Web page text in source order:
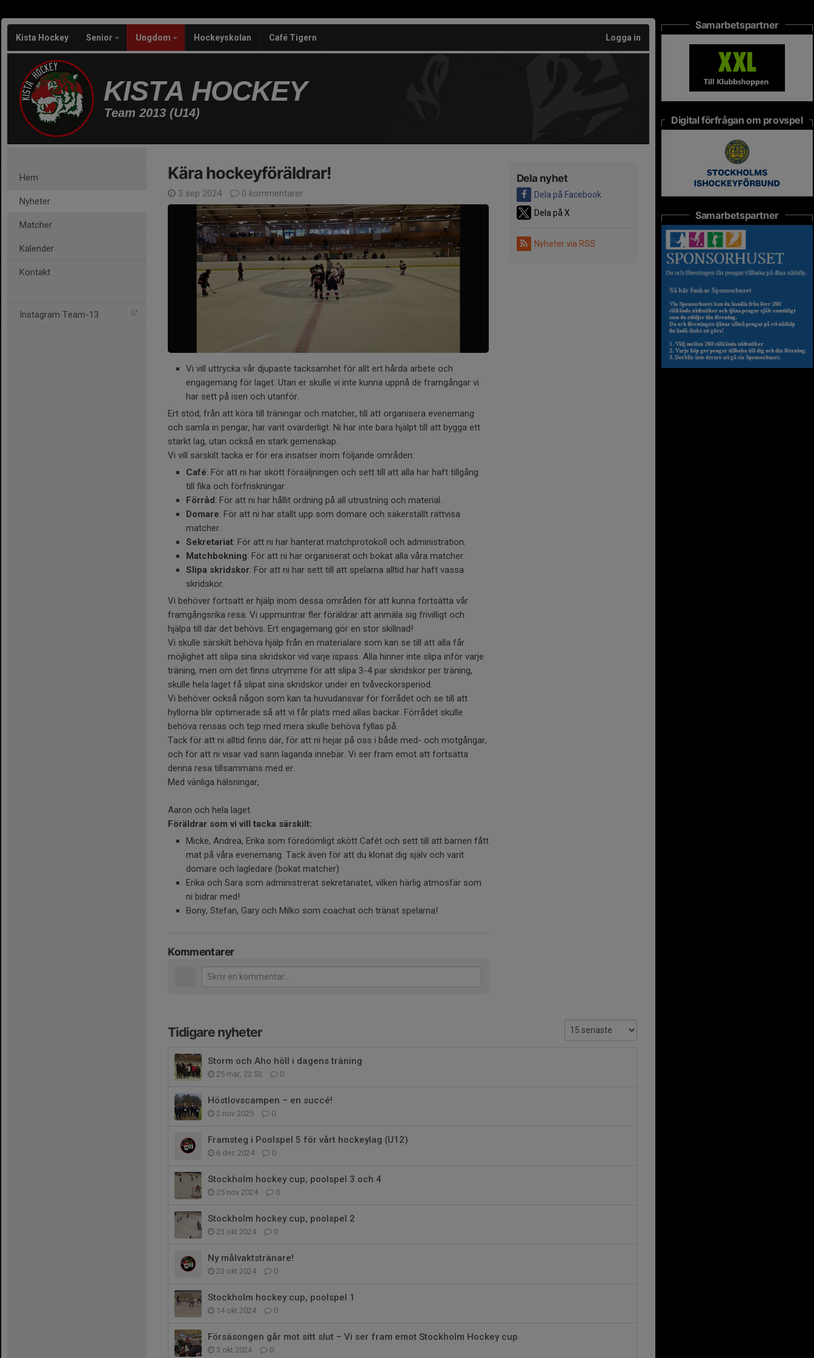
Kista Hockey Senior Ungdom Hockeyskolan Café Tigern Logga in
KISTA HOCKEY
Team 2013 (U14)
Hem
Nyheter
Matcher
Kalender
Kontakt
Instagram Team-13
Dela nyhet
Dela på Facebook
Dela på X
Nyheter via RSS
Kära hockeyföräldrar!
3 sep 2024 0 kommentarer
Vi vill uttrycka vår djupaste tacksamhet för allt ert hårda arbete och
engagemang för laget. Utan er skulle vi inte kunna uppnå de framgångar vi
har sett på isen och utanför.
Ert stöd, från att köra till träningar och matcher, till att organisera evenemang
och samla in pengar, har varit ovärderligt. Ni har inte bara hjälpt till att bygga ett
starkt lag, utan också en stark gemenskap.
Vi vill särskilt tacka er för era insatser inom följande områden:
Café: För att ni har skött försäljningen och sett till att alla har haft tillgång
till fika och förfriskningar.
Förråd: För att ni har hållit ordning på all utrustning och material.
Domare: För att ni har ställt upp som domare och säkerställt rättvisa
matcher.
Sekretariat: För att ni har hanterat matchprotokoll och administration.
Matchbokning: För att ni har organiserat och bokat alla våra matcher.
Slipa skridskor: För att ni har sett till att spelarna alltid har haft vassa
skridskor.
Vi behöver fortsatt er hjälp inom dessa områden för att kunna fortsätta vår
framgångsrika resa. Vi uppmuntrar fler föräldrar att anmäla sig frivilligt och
hjälpa till där det behövs. Ert engagemang gör en stor skillnad!
Vi skulle särskilt behöva hjälp från en materialare som kan se till att alla får
möjlighet att slipa sina skridskor vid varje ispass. Alla hinner inte slipa inför varje
träning, men om det finns utrymme för att slipa 3-4 par skridskor per träning,
skulle hela laget få slipat sina skridskor under en tvåveckorsperiod.
Vi behöver också någon som kan ta huvudansvar för förrådet och se till att
hyllorna blir optimerade så att vi får plats med allas backar. Förrådet skulle
behöva rensas och tejp med mera skulle behöva fyllas på.
Tack för att ni alltid finns där, för att ni hejar på oss i både med- och motgångar,
och för att ni visar vad sann laganda innebär. Vi ser fram emot att fortsätta
denna resa tillsammans med er.
Med vänliga hälsningar,
Aaron och hela laget.
Föräldrar som vi vill tacka särskilt:
Micke, Andrea, Erika som föredömligt skött Cafét och sett till att barnen fått
mat på våra evenemang. Tack även för att du klonat dig själv och varit
domare och lagledare (bokat matcher)
Erika och Sara som administrerat sekretariatet, vilken härlig atmosfär som
ni bidrar med!
Bony, Stefan, Gary och Milko som coachat och tränat spelarna!
Kommentarer
Tidigare nyheter
Storm och Aho höll i dagens träning
25 mar, 22:52 0
Höstlovscampen – en succé!
2 nov 2025 0
Framsteg i Poolspel 5 för vårt hockeylag (U12)
6 dec 2024 0
Stockholm hockey cup, poolspel 3 och 4
25 nov 2024 0
Stockholm hockey cup, poolspel 2
23 okt 2024 0
Ny målvaktstränare!
23 okt 2024 0
Stockholm hockey cup, poolspel 1
14 okt 2024 0
Försäsongen går mot sitt slut – Vi ser fram emot Stockholm Hockey cup
3 okt 2024 0
Samarbetspartner
Digital förfrågan om provspel
Samarbetspartner